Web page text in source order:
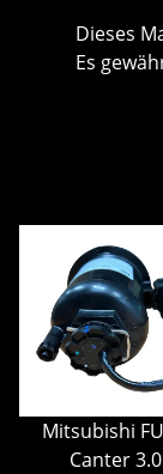
Dieses
Es
Mitsubishi
Canter 3.0